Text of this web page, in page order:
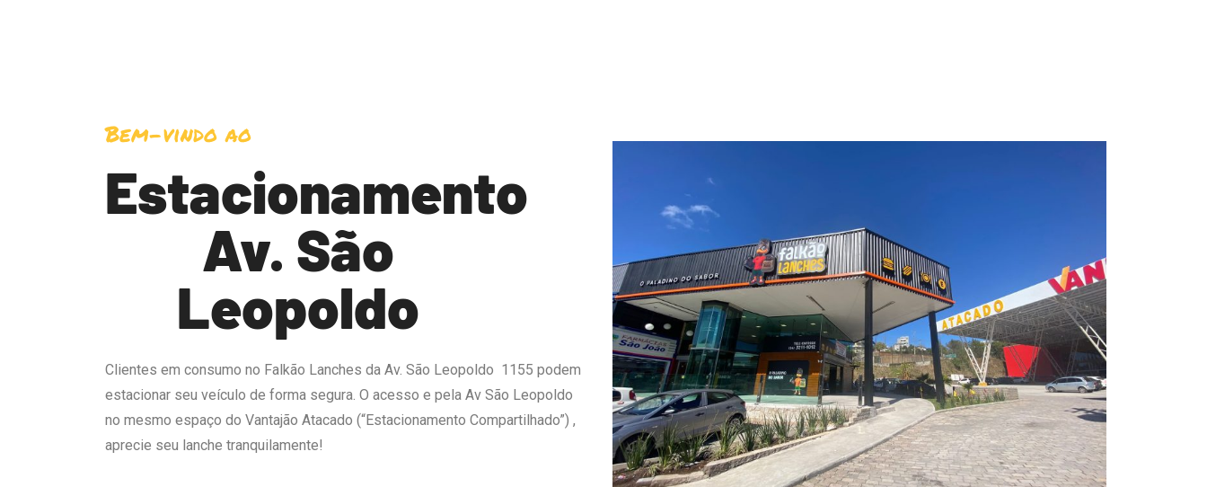
Bem-vindo ao
Estacionamento
Av. São
Leopoldo
Clientes em consumo no Falkão Lanches da Av. São Leopoldo 1155 podem
estacionar seu veículo de forma segura. O acesso e pela Av São Leopoldo
no mesmo espaço do Vantajão Atacado (“Estacionamento Compartilhado”) ,
aprecie seu lanche tranquilamente!